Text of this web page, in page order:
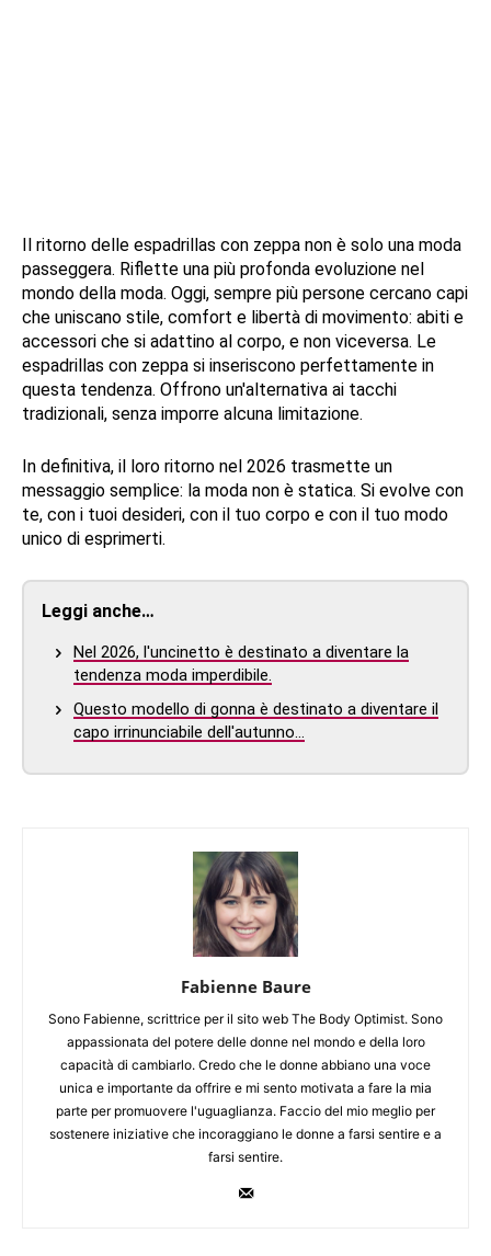
Il ritorno delle espadrillas con zeppa non è solo una moda
passeggera. Riflette una più profonda evoluzione nel
mondo della moda. Oggi, sempre più persone cercano capi
che uniscano stile, comfort e libertà di movimento: abiti e
accessori che si adattino al corpo, e non viceversa. Le
espadrillas con zeppa si inseriscono perfettamente in
questa tendenza. Offrono un'alternativa ai tacchi
tradizionali, senza imporre alcuna limitazione.
In definitiva, il loro ritorno nel 2026 trasmette un
messaggio semplice: la moda non è statica. Si evolve con
te, con i tuoi desideri, con il tuo corpo e con il tuo modo
unico di esprimerti.
Leggi anche…
Nel 2026, l'uncinetto è destinato a diventare la
tendenza moda imperdibile.
Questo modello di gonna è destinato a diventare il
capo irrinunciabile dell'autunno…
Fabienne Baure
Sono Fabienne, scrittrice per il sito web The Body Optimist. Sono
appassionata del potere delle donne nel mondo e della loro
capacità di cambiarlo. Credo che le donne abbiano una voce
unica e importante da offrire e mi sento motivata a fare la mia
parte per promuovere l'uguaglianza. Faccio del mio meglio per
sostenere iniziative che incoraggiano le donne a farsi sentire e a
farsi sentire.